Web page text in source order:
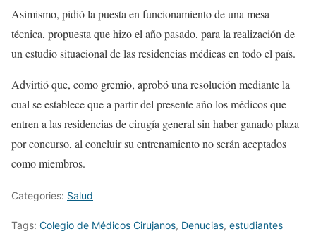
Asimismo, pidió la puesta en funcionamiento de una mesa
técnica, propuesta que hizo el año pasado, para la realización de
un estudio situacional de las residencias médicas en todo el país.
Advirtió que, como gremio, aprobó una resolución mediante la
cual se establece que a partir del presente año los médicos que
entren a las residencias de cirugía general sin haber ganado plaza
por concurso, al concluir su entrenamiento no serán aceptados
como miembros.
Categories: Salud
Tags: Colegio de Médicos Cirujanos, Denucias, estudiantes